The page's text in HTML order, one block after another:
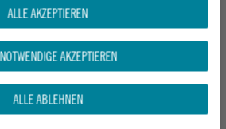
PATAGONIA HERREN BOARDSHORT M'S
FUNHOGGERS SHORTS
QUILTY FITZ - HEARTLEAF GREEN
ALLE AKZEPTIEREN
AKZEPTIEREN
ALLE ABLEHNEN